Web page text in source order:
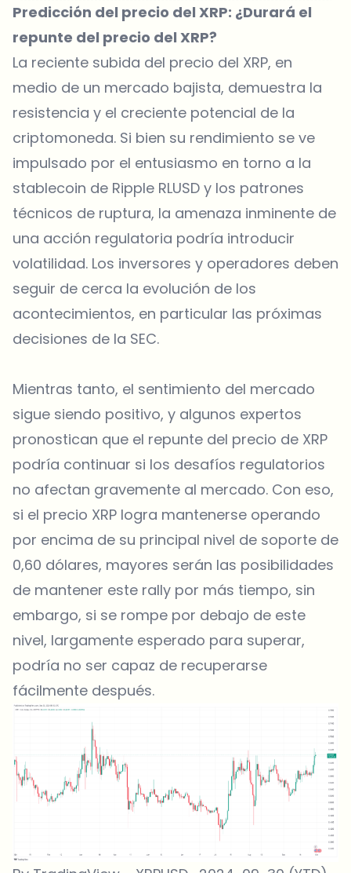
Predicción del precio del XRP: ¿Durará el
repunte del precio del XRP?
La reciente subida del precio del XRP, en
medio de un mercado bajista, demuestra la
resistencia y el creciente potencial de la
criptomoneda. Si bien su rendimiento se ve
impulsado por el entusiasmo en torno a la
stablecoin de Ripple RLUSD y los patrones
técnicos de ruptura, la amenaza inminente de
una acción regulatoria podría introducir
volatilidad. Los inversores y operadores deben
seguir de cerca la evolución de los
acontecimientos, en particular las próximas
decisiones de la SEC.
Mientras tanto, el sentimiento del mercado
sigue siendo positivo, y algunos expertos
pronostican que el repunte del precio de XRP
podría continuar si los desafíos regulatorios
no afectan gravemente al mercado. Con eso,
si el precio XRP logra mantenerse operando
por encima de su principal nivel de soporte de
0,60 dólares, mayores serán las posibilidades
de mantener este rally por más tiempo, sin
embargo, si se rompe por debajo de este
nivel, largamente esperado para superar,
podría no ser capaz de recuperarse
fácilmente después.